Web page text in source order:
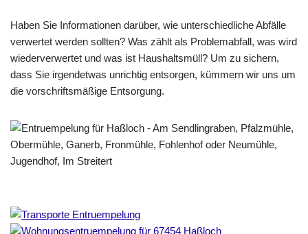
Haben Sie Informationen darüber, wie unterschiedliche Abfälle
verwertet werden sollten? Was zählt als Problemabfall, was wird
wiederverwertet und was ist Haushaltsmüll? Um zu sichern,
dass Sie irgendetwas unrichtig entsorgen, kümmern wir uns um
die vorschriftsmäßige Entsorgung.